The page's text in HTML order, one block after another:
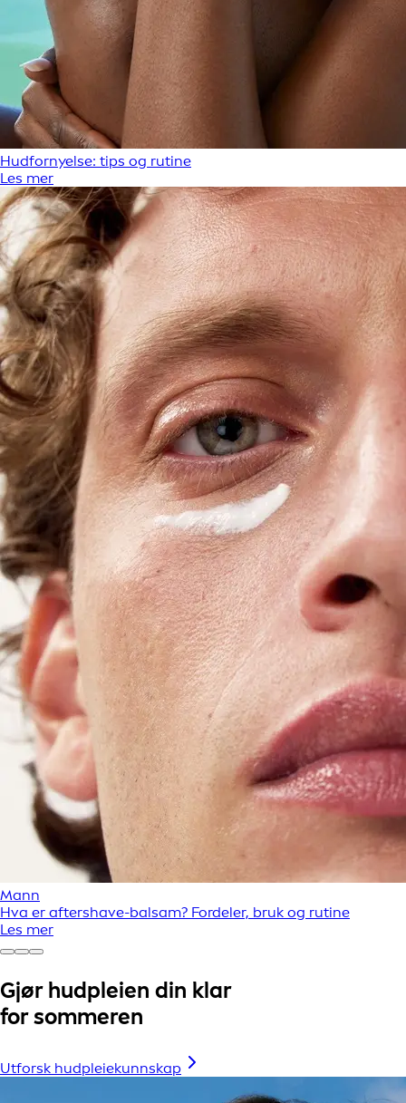
Hudfornyelse: tips og rutine
Les mer
Mann
Hva er aftershave-balsam? Fordeler, bruk og rutine
Les mer
Gjør hudpleien din klar
for sommeren
Utforsk hudpleiekunnskap